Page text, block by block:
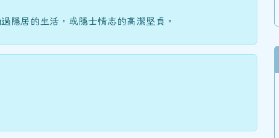
隱居的生活，或隱士情志的高潔堅貞。